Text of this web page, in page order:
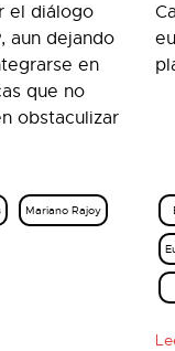
el diálogo
aun dejando
en
que no
obstaculizar
Mariano Rajoy